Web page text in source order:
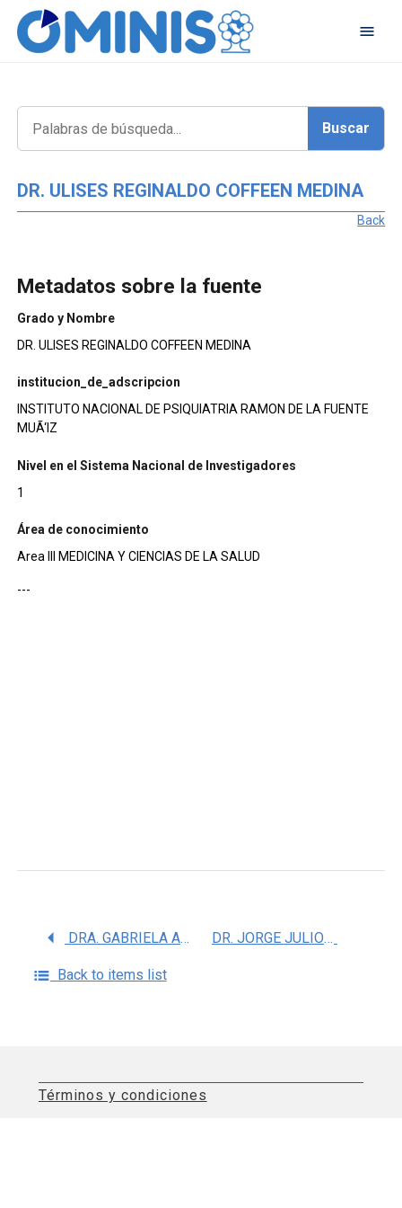
DR. ULISES REGINALDO COFFEEN MEDINA
Back
Metadatos sobre la fuente
Grado y Nombre
DR. ULISES REGINALDO COFFEEN MEDINA
institucion_de_adscripcion
INSTITUTO NACIONAL DE PSIQUIATRIA RAMON DE LA FUENTE
MUÃ‘IZ
Nivel en el Sistema Nacional de Investigadores
1
Área de conocimiento
Area III MEDICINA Y CIENCIAS DE LA SALUD
---
DRA. GABRIELA ARIADNA MARTINEZ LEVY DR. JORGE JULIO GONZALEZ OLVERA
Back to items list
Términos y condiciones